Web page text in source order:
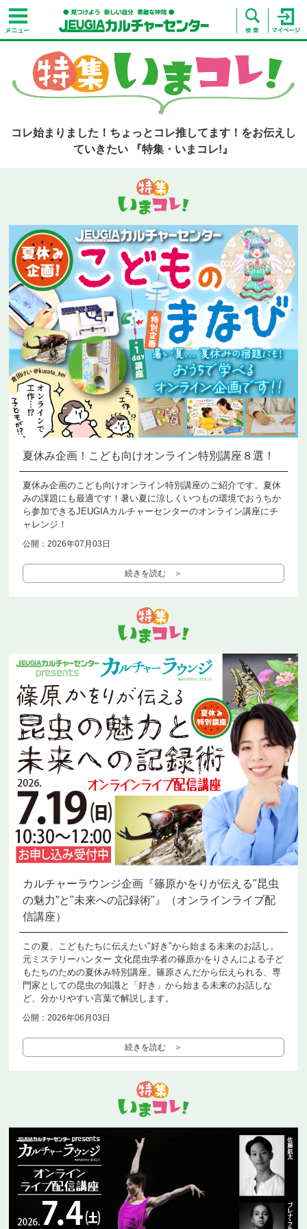
コレ始まりました！ちょっとコレ推してます！をお伝えし
ていきたい 『特集・いまコレ!』
夏休み企画！こども向けオンライン特別講座８選！
夏休み企画のこども向けオンライン特別講座のご紹介です。夏休
みの課題にも最適です！暑い夏に涼しくいつもの環境でおうちか
ら参加できるJEUGIAカルチャーセンターのオンライン講座にチ
ャレンジ！
公開：2026年07月03日
続きを読む ＞
カルチャーラウンジ企画『篠原かをりが伝える"昆虫
の魅力”と"未来への記録術"』（オンラインライブ配
信講座）
この夏、こどもたちに伝えたい"好き"から始まる未来のお話し。
元ミステリーハンター 文化昆虫学者の篠原かをりさんによる子ど
もたちのための夏休み特別講座。篠原さんだから伝えられる、専
門家としての昆虫の知識と「好き」から始まる未来のお話しな
ど、分かりやすい言葉で解説します。
公開：2026年06月03日
続きを読む ＞